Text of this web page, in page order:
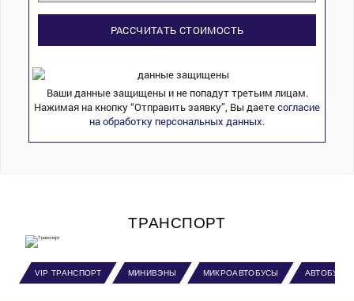
РАССЧИТАТЬ СТОИМОСТЬ
Ваши данные защищены и не попадут третьим лицам.
Нажимая на кнопку “Отправить заявку”, Вы даетесогласие
на обработку персональных данных.
ТРАНСПОРТ
VIP ТРАНСПОРТ МИНИВЭНЫ МИКРОАВТОБУСЫ АВТОБУСЫ